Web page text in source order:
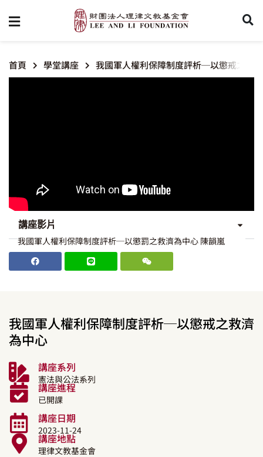
首頁 學堂講座 我國軍人權利保障制度評析─以懲戒之救
講座影片
我國軍人權利保障制度評析─以懲罰之救濟為中心 陳韻嵐
我國軍人權利保障制度評析─以懲戒之救濟
為中心
講座系列
憲法與公法系列
講座進程
已開課
講座日期
2023-11-24
講座地點
理律文教基金會